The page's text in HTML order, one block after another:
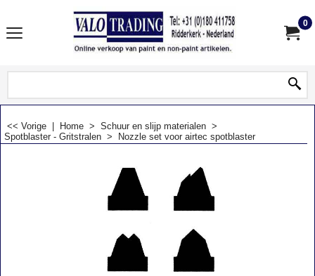
0
<< Vorige Home > Schuur en slijp materialen >
Spotblaster - Gritstralen > Nozzle set voor airtec spotblaster